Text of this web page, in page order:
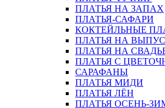
ПЛАТЬЯ НА ЗАПАХ
ПЛАТЬЯ-САФАРИ
КОКТЕЙЛЬНЫЕ
ПЛАТЬЯ НА
ПЛАТЬЯ НА
ПЛАТЬЯ С
САРАФАНЫ
ПЛАТЬЯ МИДИ
ПЛАТЬЯ ЛЁН
ПЛАТЬЯ ОСЕНЬ-